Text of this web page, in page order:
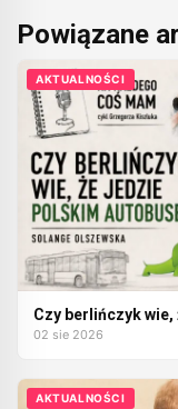
Powiązane
AKTUALNOŚCI
Czy berlińczyk
02 sie 2026
AKTUALNOŚCI